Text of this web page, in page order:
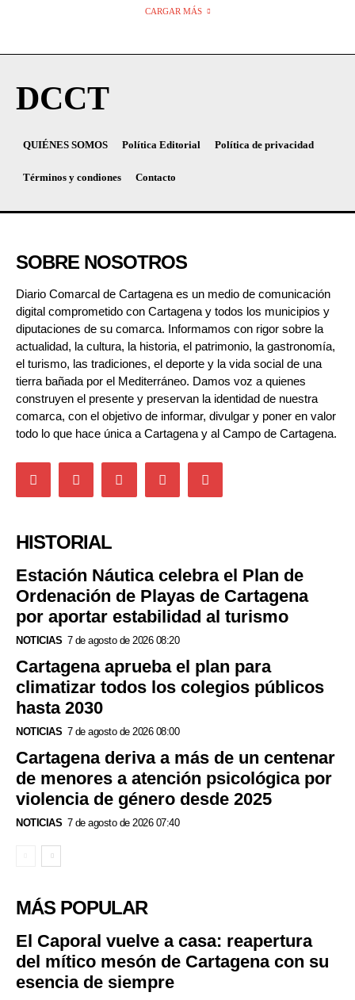
CARGAR MÁS
DCCT
QUIÉNES SOMOS Política Editorial Política de privacidad
Términos y condiones Contacto
SOBRE NOSOTROS
Diario Comarcal de Cartagena es un medio de comunicación
digital comprometido con Cartagena y todos los municipios y
diputaciones de su comarca. Informamos con rigor sobre la
actualidad, la cultura, la historia, el patrimonio, la gastronomía,
el turismo, las tradiciones, el deporte y la vida social de una
tierra bañada por el Mediterráneo. Damos voz a quienes
construyen el presente y preservan la identidad de nuestra
comarca, con el objetivo de informar, divulgar y poner en valor
todo lo que hace única a Cartagena y al Campo de Cartagena.
HISTORIAL
Estación Náutica celebra el Plan de
Ordenación de Playas de Cartagena
por aportar estabilidad al turismo
NOTICIAS 7 de agosto de 2026 08:20
Cartagena aprueba el plan para
climatizar todos los colegios públicos
hasta 2030
NOTICIAS 7 de agosto de 2026 08:00
Cartagena deriva a más de un centenar
de menores a atención psicológica por
violencia de género desde 2025
NOTICIAS 7 de agosto de 2026 07:40
MÁS POPULAR
El Caporal vuelve a casa: reapertura
del mítico mesón de Cartagena con su
esencia de siempre